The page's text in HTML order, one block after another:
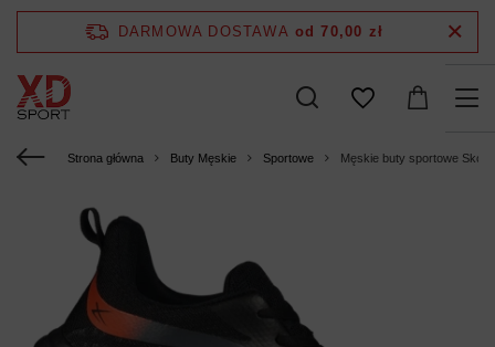
DARMOWA DOSTAWA od 70,00 zł
Strona główna Buty Męskie Sportowe Męskie buty sportowe